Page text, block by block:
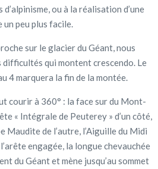
ou à la réalisation d’une
un peu plus facile.
sur le glacier du Géant, nous
difficultés qui montent crescendo. Le
4 marquera la fin de la montée.
courir à 360° : la face sur du Mont-
« Intégrale de Peuterey » d’un côté,
Maudite de l’autre, l’Aiguille du Midi
engagée, la longue chevauchée
du Géant et mène jusqu’au sommet